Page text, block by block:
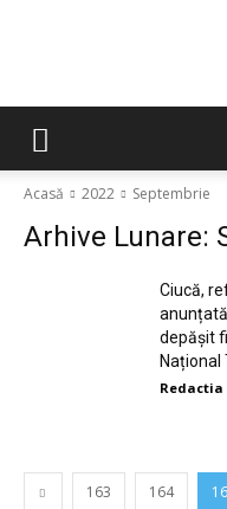
Acasă 2022 Septembrie
Arhive Lunare:
Ciucă,
depășit
Național
Redactia
163 164